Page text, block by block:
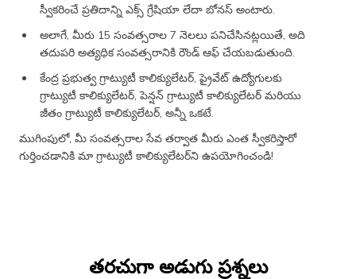
స్వీకరించే ప్రతిదాన్ని ఎక్స్ గ్రేషియా లేదా బోనస్ అంటారు.
అలాగే, మీరు 15 సంవత్సరాల 7 నెలలు పనిచేసినట్లయితే, అది
తదుపరి అత్యధిక సంవత్సరానికి రౌండ్ ఆఫ్ చేయబడుతుంది.
కేంద్ర ప్రభుత్వ గ్రాట్యుటీ కాలిక్యులేటర్, ప్రైవేట్ ఉద్యోగులకు
గ్రాట్యుటీ కాలిక్యులేటర్, పెన్షన్ గ్రాట్యుటీ కాలిక్యులేటర్ మరియు
జీతం గ్రాట్యుటీ కాలిక్యులేటర్, అన్నీ ఒకటే.
ముగింపులో, మీ సంవత్సరాల సేవ తర్వాత మీరు ఎంత స్వీకరిస్తారో
గుర్తించడానికి మా గ్రాట్యుటీ కాలిక్యులేటర్‌ని ఉపయోగించండి!
తరచుగా అడుగు ప్రశ్నలు